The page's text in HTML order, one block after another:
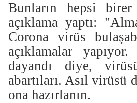
Bunların hepsi
açıklama yaptı:
Corona virüs
açıklamalar
dayandı diye,
abartıları. Asıl
ona hazırlanın.